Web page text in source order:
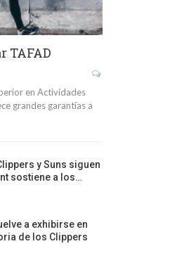
TAFAD
en Actividades
grandes garantías a
y Suns siguen
sostiene a los…
a exhibirse en
de los Clippers